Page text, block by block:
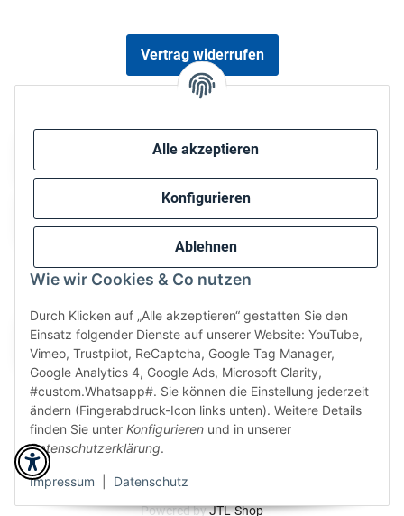
Alle akzeptieren
Konfigurieren
Ablehnen
Wie wir Cookies & Co nutzen
Durch Klicken auf „Alle akzeptieren“ gestatten Sie den
Einsatz folgender Dienste auf unserer Website: YouTube,
Vimeo, Trustpilot, ReCaptcha, Google Tag Manager,
Google Analytics 4, Google Ads, Microsoft Clarity,
#custom.Whatsapp#. Sie können die Einstellung jederzeit
ändern (Fingerabdruck-Icon links unten). Weitere Details
finden Sie unter Konfigurieren und in unserer
Datenschutzerklärung.
Impressum Datenschutz
Vertrag widerrufen
Wir versenden via:
* Alle Preise inkl. gesetzlicher USt., zzgl.
Powered byJTL-Shop